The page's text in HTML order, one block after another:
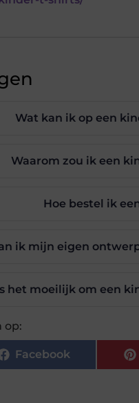
Wat kan ik op een
Waarom zou ik een
Hoe bestel ik
ik mijn eigen
het moeilijk om een
op:
Facebook